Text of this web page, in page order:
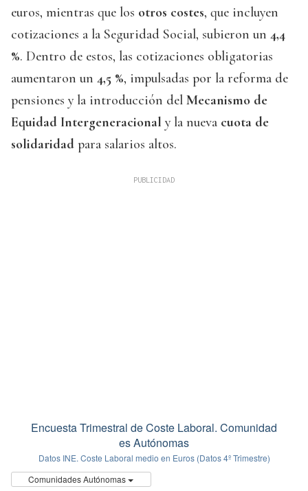
euros, mientras que los otros costes, que incluyen
cotizaciones a la Seguridad Social, subieron un 4,4
%. Dentro de estos, las cotizaciones obligatorias
aumentaron un 4,5 %, impulsadas por la reforma de
pensiones y la introducción del Mecanismo de
Equidad Intergeneracional y la nueva cuota de
solidaridad para salarios altos.